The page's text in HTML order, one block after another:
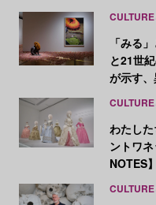
CULTURE
「みる
と21世
が示す
CULTURE
わたし
ントワ
NOTES】
CULTURE